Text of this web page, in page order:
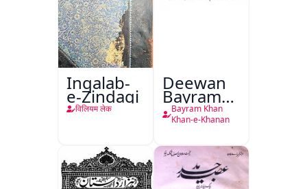
Inqalab-
e-Zindagi
विलियम लेक
Deewan
Bayram
Khan
Khan-e-
Bayram Khan
Khan-e-Khanan